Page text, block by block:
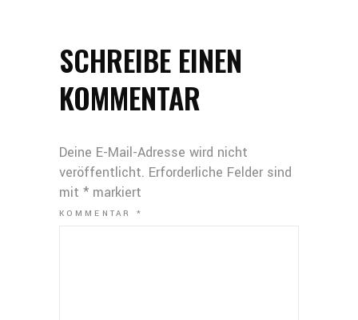
SCHREIBE EINEN
KOMMENTAR
Deine E-Mail-Adresse wird nicht
veröffentlicht. Erforderliche Felder sind
mit * markiert
KOMMENTAR*